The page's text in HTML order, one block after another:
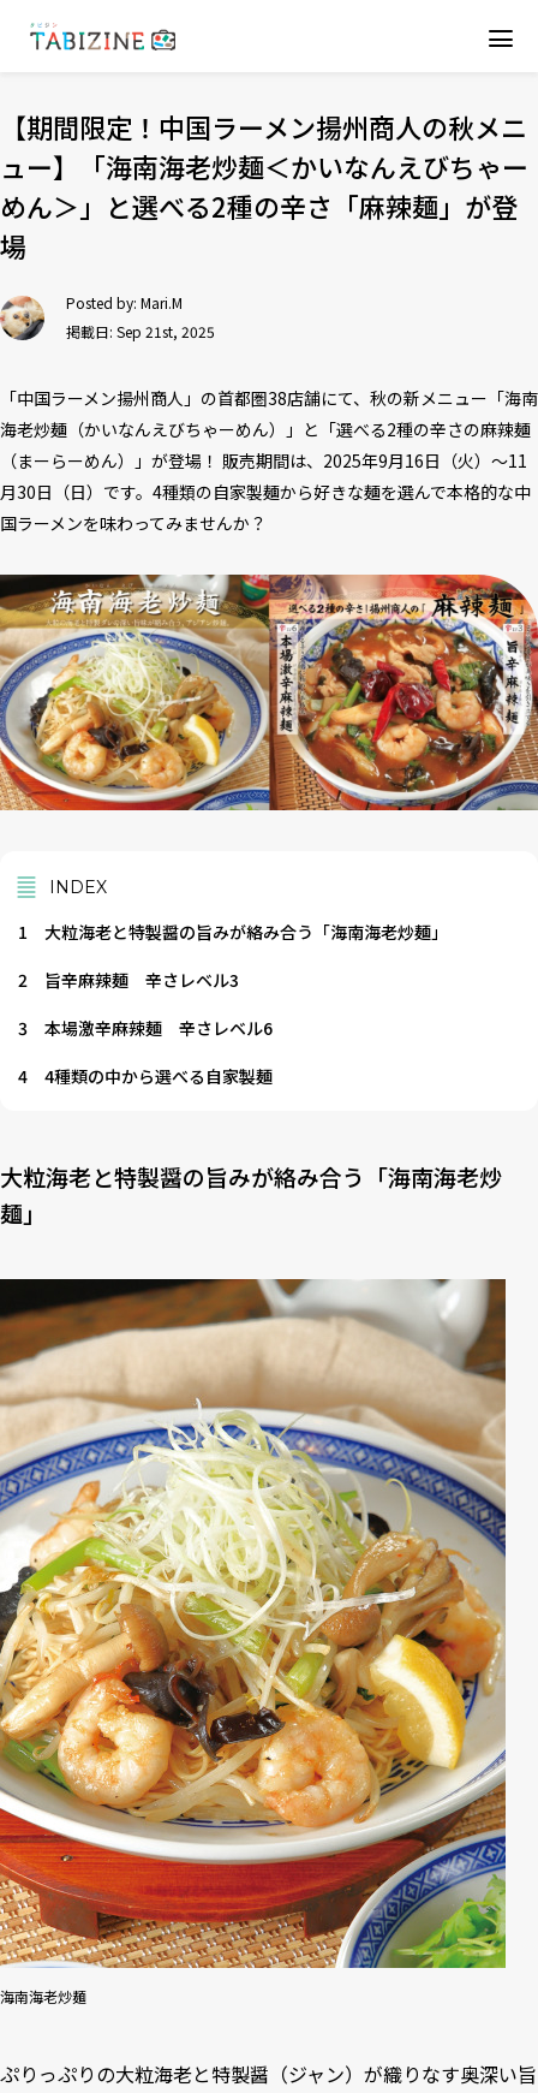
【期間限定！中国ラーメン揚州商人の秋メニ
ュー】「海南海老炒麺＜かいなんえびちゃー
めん＞」と選べる2種の辛さ「麻辣麺」が登
場
Posted by: Mari.M
掲載日: Sep 21st, 2025
「中国ラーメン揚州商人」の首都圏38店舗にて、秋の新メニュー「海南
海老炒麺（かいなんえびちゃーめん）」と「選べる2種の辛さの麻辣麺
（まーらーめん）」が登場！ 販売期間は、2025年9月16日（火）～11
月30日（日）です。4種類の自家製麺から好きな麺を選んで本格的な中
国ラーメンを味わってみませんか？
INDEX
1
大粒海老と特製醤の旨みが絡み合う「海南海老炒麺」
2
旨辛麻辣麺 辛さレベル3
3
本場激辛麻辣麺 辛さレベル6
4
4種類の中から選べる自家製麺
大粒海老と特製醤の旨みが絡み合う「海南海老炒
麺」
海南海老炒麺
ぷりっぷりの大粒海老と特製醤（ジャン）が織りなす奥深い旨